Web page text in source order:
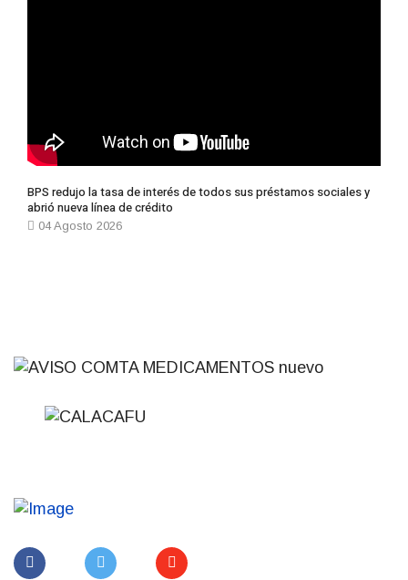
BPS redujo la tasa de interés de todos sus préstamos sociales y
abrió nueva línea de crédito
04 Agosto 2026